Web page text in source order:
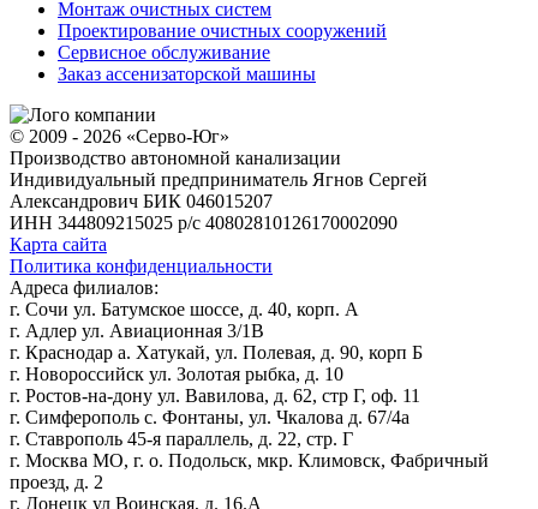
Монтаж очистных систем
Проектирование очистных сооружений
Сервисное обслуживание
Заказ ассенизаторской машины
© 2009 - 2026 «Серво-Юг»
Производство автономной канализации
Индивидуальный предприниматель Ягнов Сергей
Александрович БИК 046015207
ИНН 344809215025 р/с 40802810126170002090
Карта сайта
Политика конфиденциальности
Адреса филиалов:
г. Сочи ул. Батумское шоссе, д. 40, корп. А
г. Адлер ул. Авиационная 3/1В
г. Краснодар а. Хатукай, ул. Полевая, д. 90, корп Б
г. Новороссийск ул. Золотая рыбка, д. 10
г. Ростов-на-дону ул. Вавилова, д. 62, стр Г, оф. 11
г. Симферополь с. Фонтаны, ул. Чкалова д. 67/4а
г. Ставрополь 45-я параллель, д. 22, стр. Г
г. Москва МО, г. о. Подольск, мкр. Климовск, Фабричный
проезд, д. 2
г. Донецк ул Воинская, д. 16.А